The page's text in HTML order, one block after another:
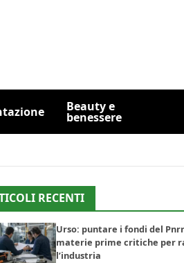
Beauty e
benessere
RECENTI
Urso: puntare i fondi del
materie prime critiche per
l’industria